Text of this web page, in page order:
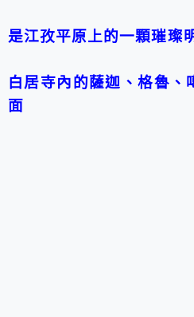
是江孜平原上的一顆璀璨
白居寺內的薩迦、格魯、
面